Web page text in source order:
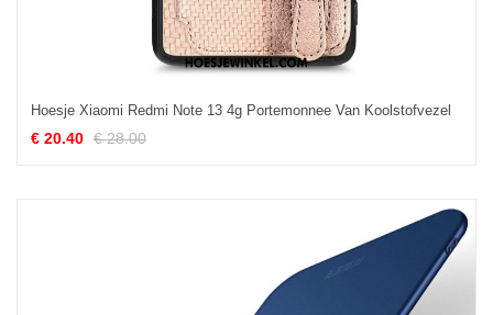
Hoesje Xiaomi Redmi Note 13 4g Portemonnee Van Koolstofvezel
€ 20.40 € 28.00